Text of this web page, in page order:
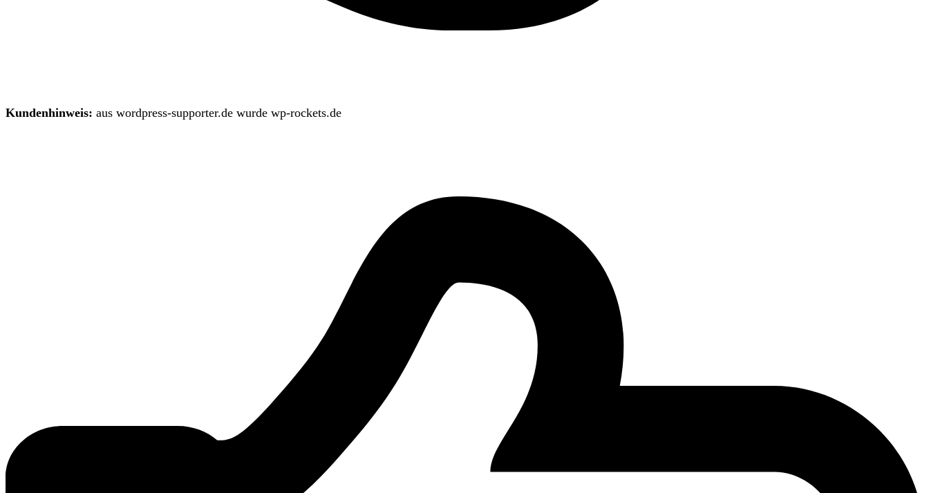
Kundenhinweis: aus wordpress-supporter.de wurde wp-rockets.de